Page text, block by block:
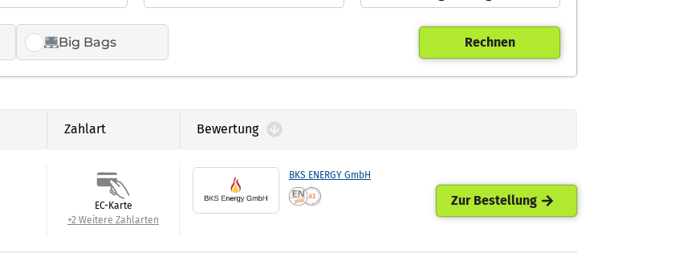
Big Bags Rechnen
Zahlart Bewertung
BKS ENERGY GmbH
EC-Karte
+2 Weitere Zahlarten
Zur Bestellung